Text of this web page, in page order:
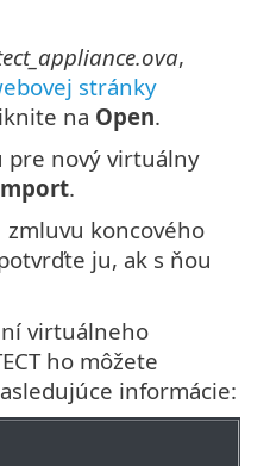
,
stránky
na Open.
pre nový virtuálny
.
koncového
ju, ak s ňou
virtuálneho
ho môžete
informácie: